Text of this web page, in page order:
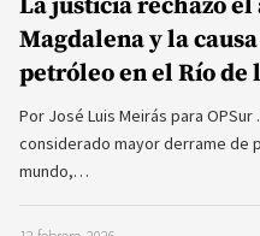
Magdalena y la
petróleo en el Río de
Por José Luis Meirás para
considerado mayor derrame de
mundo,…